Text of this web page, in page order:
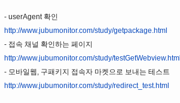
- userAgent 확인
http://www.jubumonitor.com/study/getpackage.html
- 접속 채널 확인하는 페이지
http://www.jubumonitor.com/study/testGetWebview.html
- 모바일웹, 구패키지 접속자 마켓으로 보내는 테스트
http://www.jubumonitor.com/study/redirect_test.html